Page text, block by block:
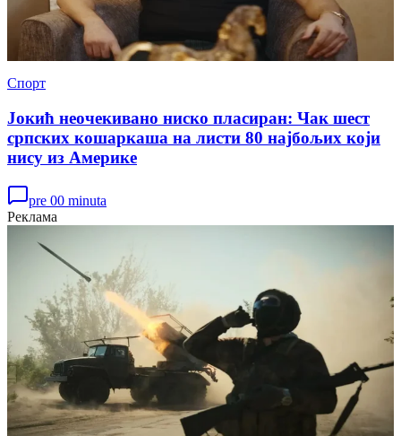
Спорт
Јокић неочекивано ниско пласиран: Чак шест
српских кошаркаша на листи 80 најбољих који
нису из Америке
pre 00 minuta
Реклама